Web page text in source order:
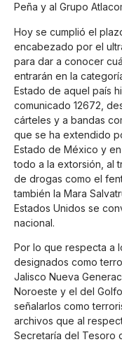
Peña y al Grupo
Hoy se cumplió el
encabezado por el
para dar a conocer
entrarán en la
Estado de aquel país
comunicado 12672,
cárteles y a bandas
que se ha extendido
Estado de México y
todo a la extorsión, al
de drogas como el
también la Mara
Estados Unidos se
nacional.
Por lo que respecta a
designados como
Jalisco Nueva
Noroeste y el del
señalarlos como
archivos que al
Secretaría del Tesoro